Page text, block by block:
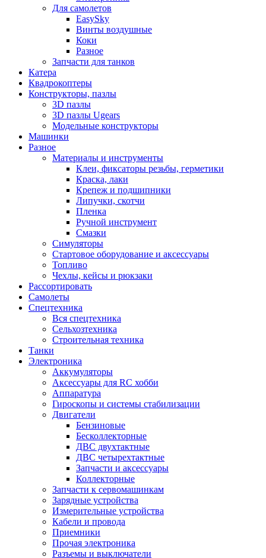
Для самолетов
EasySky
Винты воздушные
Коки
Разное
Запчасти для танков
Катера
Квадрокоптеры
Конструкторы, пазлы
3D пазлы
3D пазлы Ugears
Модельные конструкторы
Машинки
Разное
Материалы и инструменты
Клеи, фиксаторы резьбы, герметики
Краска, лаки
Крепеж и подшипники
Липучки, скотчи
Пленка
Ручной инструмент
Смазки
Симуляторы
Стартовое оборудование и аксессуары
Топливо
Чехлы, кейсы и рюкзаки
Рассортировать
Самолеты
Спецтехника
Вся спецтехника
Сельхозтехника
Строительная техника
Танки
Электроника
Аккумуляторы
Аксессуары для RC хобби
Аппаратура
Гироскопы и системы стабилизации
Двигатели
Бензиновые
Бесколлекторные
ДВС двухтактные
ДВС четырехтактные
Запчасти и аксессуары
Коллекторные
Запчасти к сервомашинкам
Зарядные устройства
Измерительные устройства
Кабели и провода
Приемники
Прочая электроника
Разъемы и выключатели